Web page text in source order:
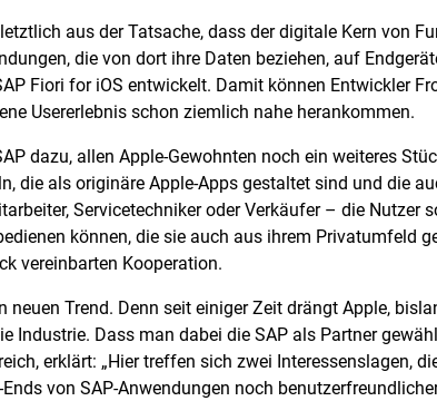
aus der Tatsache, dass der digitale Kern von
die von dort ihre Daten beziehen, auf
Fiori for iOS entwickelt. Damit können Entwickler
Usererlebnis schon ziemlich nahe herankommen.
dazu, allen Apple-Gewohnten noch ein weiteres
die als originäre Apple-Apps gestaltet sind und die
Servicetechniker oder Verkäufer – die
können, die sie auch aus ihrem Privatumfeld
vereinbarten Kooperation.
neuen Trend. Denn seit einiger Zeit drängt Apple,
Industrie. Dass man dabei die SAP als Partner
erklärt: „Hier treffen sich zwei Interessenslagen,
von SAP-Anwendungen noch